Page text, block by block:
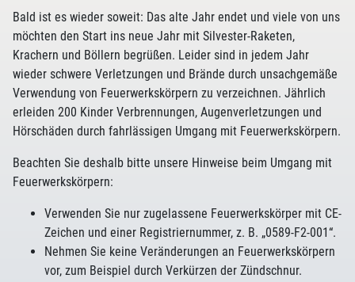
Bald ist es wieder soweit: Das alte Jahr endet und viele von uns
möchten den Start ins neue Jahr mit Silvester-Raketen,
Krachern und Böllern begrüßen. Leider sind in jedem Jahr
wieder schwere Verletzungen und Brände durch unsachgemäße
Verwendung von Feuerwerkskörpern zu verzeichnen. Jährlich
erleiden 200 Kinder Verbrennungen, Augenverletzungen und
Hörschäden durch fahrlässigen Umgang mit Feuerwerkskörpern.
Beachten Sie deshalb bitte unsere Hinweise beim Umgang mit
Feuerwerkskörpern:
Verwenden Sie nur zugelassene Feuerwerkskörper mit CE-
Zeichen und einer Registriernummer, z. B. „0589-F2-001“.
Nehmen Sie keine Veränderungen an Feuerwerkskörpern
vor, zum Beispiel durch Verkürzen der Zündschnur.